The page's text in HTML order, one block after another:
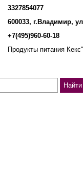
3327854077
600033, г.Владимир,
+7(495)960-60-18
Продукты питания